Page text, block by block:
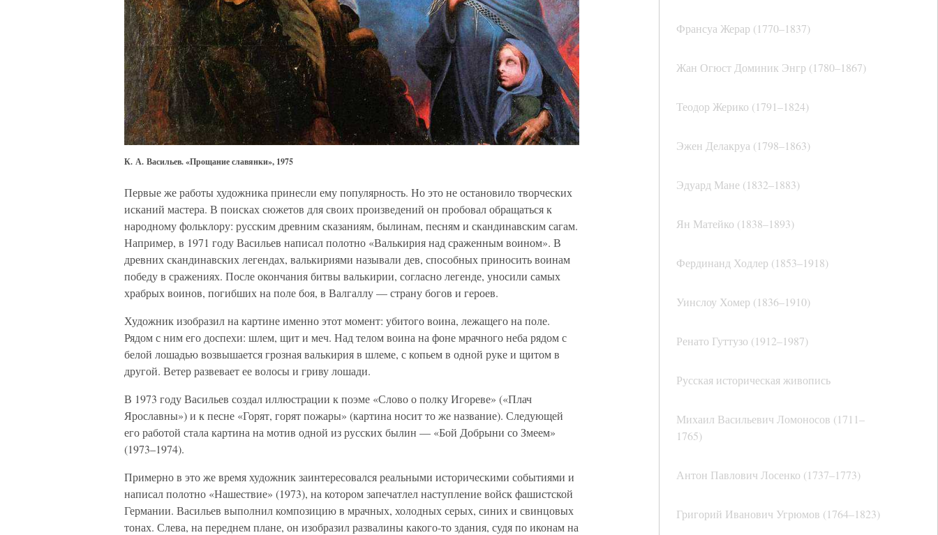
Франсуа Жерар (1770–1837)
Жан Огюст Доминик Энгр (1780–1867)
Теодор Жерико (1791–1824)
Эжен Делакруа (1798–1863)
Эдуард Мане (1832–1883)
Ян Матейко (1838–1893)
Фердинанд Ходлер (1853–1918)
Уинслоу Хомер (1836–1910)
Ренато Гуттузо (1912–1987)
Русская историческая живопись
Михаил Васильевич Ломоносов (1711–
1765)
Антон Павлович Лосенко (1737–1773)
Григорий Иванович Угрюмов (1764–1823)
К. А. Васильев. «Прощание славянки», 1975
Первые же работы художника принесли ему популярность. Но это не остановило творческих
исканий мастера. В поисках сюжетов для своих произведений он пробовал обращаться к
народному фольклору: русским древним сказаниям, былинам, песням и скандинавским сагам.
Например, в 1971 году Васильев написал полотно «Валькирия над сраженным воином». В
древних скандинавских легендах, валькириями называли дев, способных приносить воинам
победу в сражениях. После окончания битвы валькирии, согласно легенде, уносили самых
храбрых воинов, погибших на поле боя, в Валгаллу — страну богов и героев.
Художник изобразил на картине именно этот момент: убитого воина, лежащего на поле.
Рядом с ним его доспехи: шлем, щит и меч. Над телом воина на фоне мрачного неба рядом с
белой лошадью возвышается грозная валькирия в шлеме, с копьем в одной руке и щитом в
другой. Ветер развевает ее волосы и гриву лошади.
В 1973 году Васильев создал иллюстрации к поэме «Слово о полку Игореве» («Плач
Ярославны») и к песне «Горят, горят пожары» (картина носит то же название). Следующей
его работой стала картина на мотив одной из русских былин — «Бой Добрыни со Змеем»
(1973–1974).
Примерно в это же время художник заинтересовался реальными историческими событиями и
написал полотно «Нашествие» (1973), на котором запечатлел наступление войск фашистской
Германии. Васильев выполнил композицию в мрачных, холодных серых, синих и свинцовых
тонах. Слева, на переднем плане, он изобразил развалины какого-то здания, судя по иконам на